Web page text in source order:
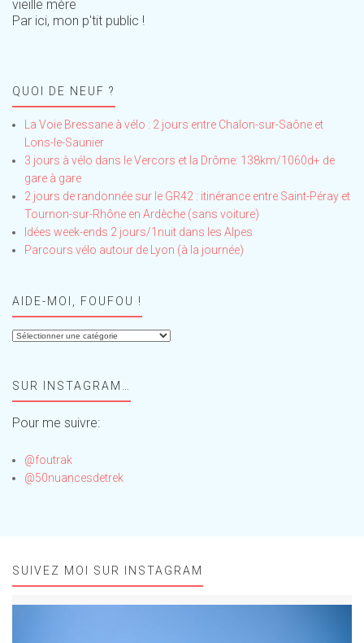
vieille mère
Par ici, mon p'tit public !
QUOI DE NEUF ?
La Voie Bressane à vélo : 2 jours entre Chalon-sur-Saône et
Lons-le-Saunier
3 jours à vélo dans le Vercors et la Drôme: 138km/1060d+ de
gare à gare
2 jours de randonnée sur le GR42 : itinérance entre Saint-Péray et
Tournon-sur-Rhône en Ardèche (sans voiture)
Idées week-ends 2 jours/1nuit dans les Alpes
Parcours vélo autour de Lyon (à la journée)
AIDE-MOI, FOUFOU !
Aide-
!SUR INSTAGRAM…
Pour me suivre:
@foutrak
@50nuancesdetrek
SUIVEZ MOI SUR INSTAGRAM